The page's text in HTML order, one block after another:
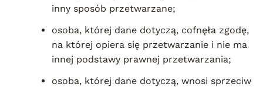
inny sposób przetwarzane;
osoba, której dane dotyczą, cofnęła zgodę,
na której opiera się przetwarzanie i nie ma
innej podstawy prawnej przetwarzania;
osoba, której dane dotyczą, wnosi sprzeciw